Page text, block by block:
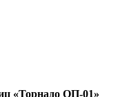
«Торнадо ОП-01»